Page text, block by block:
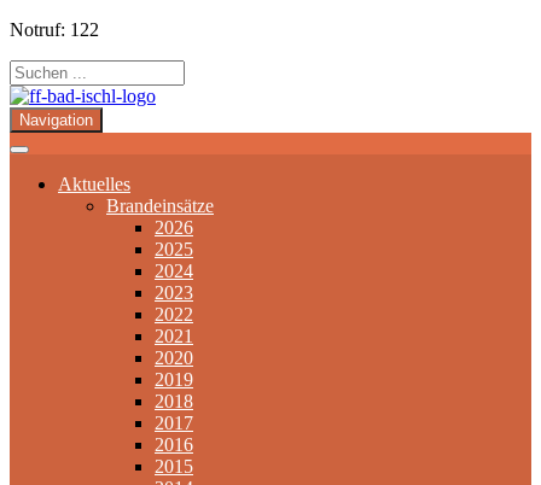
Notruf: 122
Navigation
Aktuelles
Brandeinsätze
2026
2025
2024
2023
2022
2021
2020
2019
2018
2017
2016
2015